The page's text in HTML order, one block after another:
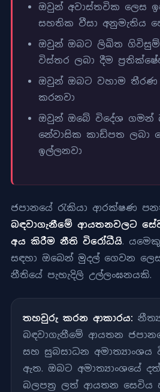
ඔවුන් අවාස්තවික ලෙස
සහතික වීසා අනුමැතිය
ඔවුන් ඔබට ලිඛිත
විස්තර ලබා දීම
ඔවුන් ඔබට වහාම
කරනවා
ඔවුන් ඔබේ විදේශ ගමන්
නේවාසික කාඩ්පත ලබා
ඉල්ලනවා
ජපානයේ රැකියා ආරක්ෂණ
බඳවාගැනීමේ ආයතනවලට
අය කිරීම නීති විරෝධීයි.
සඳහා ඔබෙන් මුදල් ගෙවන
නීතියේ පැහැදිලි උල්ලංඝනයකි.
තහවුරු කරන ආකාරය:
බඳවාගැනීමේ ආයතන
සහ සුබසාධන අමාත්‍යාංශය
ඇත. ඔබට අමාත්‍යාංශයේ
බලපත්‍ර ලත් ආයතන සෙවිය